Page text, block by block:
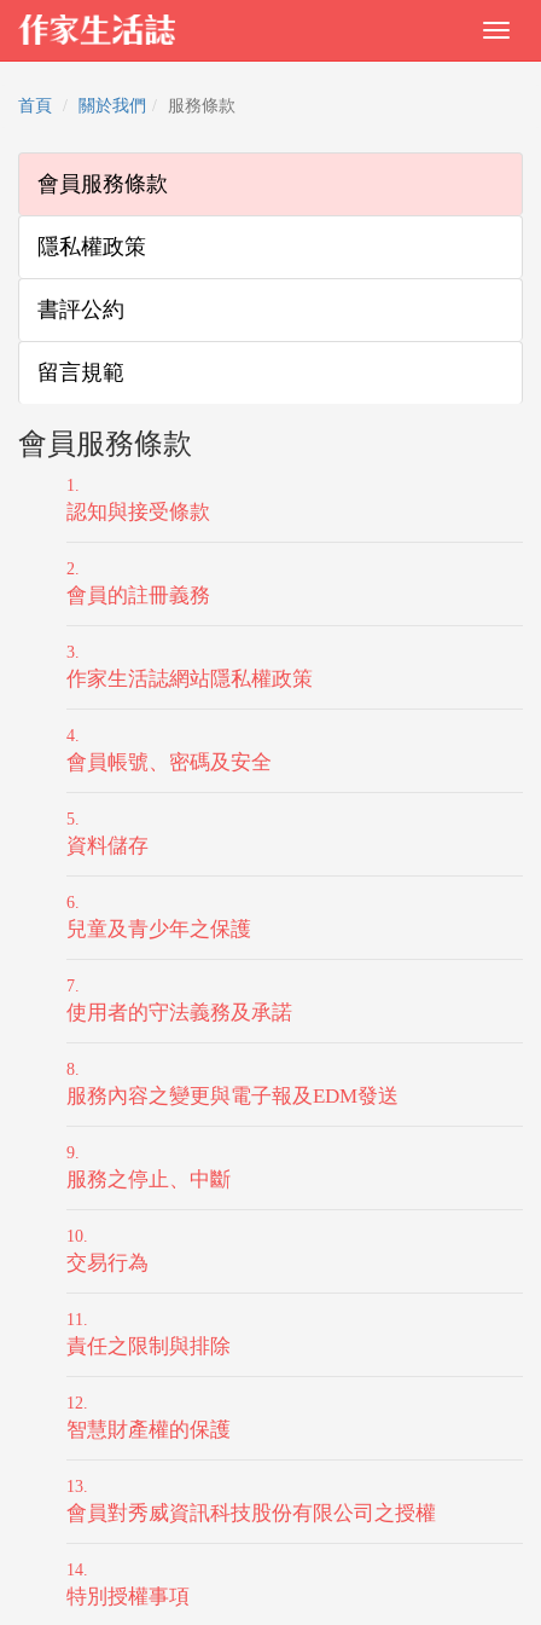
首頁 關於我們 服務條款
會員服務條款
隱私權政策
書評公約
留言規範
會員服務條款
認知與接受條款
會員的註冊義務
作家生活誌網站隱私權政策
會員帳號、密碼及安全
資料儲存
兒童及青少年之保護
使用者的守法義務及承諾
服務內容之變更與電子報及EDM發送
服務之停止、中斷
交易行為
責任之限制與排除
智慧財產權的保護
會員對秀威資訊科技股份有限公司之授權
特別授權事項